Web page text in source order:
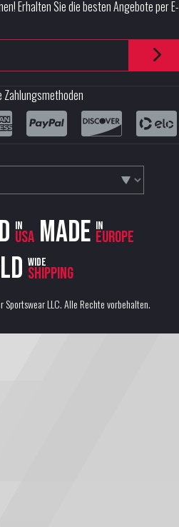
Erhalten Sie die besten Angebote per E-
in
USA Made in
Europe
wide
shipping
Sportswear LLC. Alle Rechte vorbehalten.